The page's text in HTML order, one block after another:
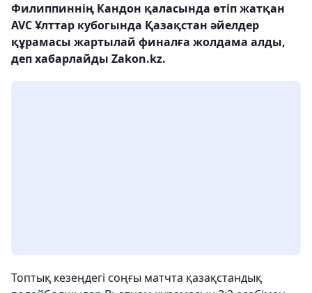
Филиппиннің Кандон қаласында өтіп жатқан
AVC Ұлттар кубогында Қазақстан әйелдер
құрамасы жартылай финалға жолдама алды,
деп хабарлайды Zakon.kz.
Топтық кезеңдегі соңғы матчта қазақстандық